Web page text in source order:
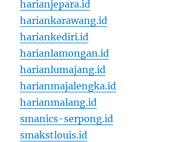
harianjepara.id
hariankarawang.id
hariankediri.id
harianlamongan.id
harianlumajang.id
harianmajalengka.id
harianmalang.id
smanics-serpong.id
smakstlouis.id